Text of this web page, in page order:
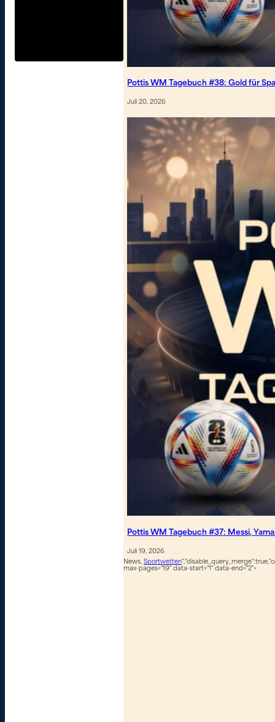
Pottis WM Tagebuch #38: Gold für
Juli 20, 2026
Pottis WM Tagebuch #37: Messi,
Juli 19, 2026
News, Sportwetten
max-pages="19" data-start="1" data-end="2">